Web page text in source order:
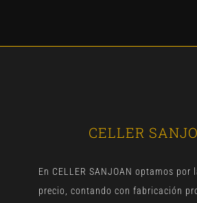
CELLER
En CELLER SANJOAN optamos por
precio, contando con fabricación